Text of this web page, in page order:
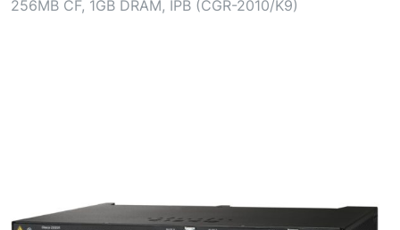
256MB CF, 1GB DRAM, IPB (CGR-2010/K9)